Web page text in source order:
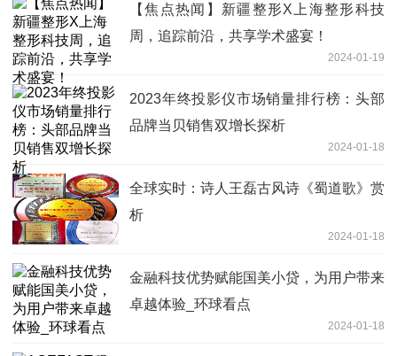
【焦点热闻】新疆整形X上海整形科技
周，追踪前沿，共享学术盛宴！
2024-01-19
2023年终投影仪市场销量排行榜：头部
品牌当贝销售双增长探析
2024-01-18
全球实时：诗人王磊古风诗《蜀道歌》赏
析
2024-01-18
金融科技优势赋能国美小贷，为用户带来
卓越体验_环球看点
2024-01-18